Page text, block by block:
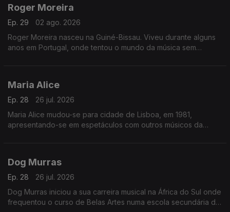
Roger Moreira
Ep. 29
02 ago. 2026
Roger Moreira nasceu na Guiné-Bissau. Viveu durante alguns
anos em Portugal, onde tentou o mundo da música sem
Maria Alice
Ep. 28
26 jul. 2026
Maria Alice mudou-se para cidade de Lisboa, em 1981,
apresentando-se em espetáculos com outros músicos da
Dog Murras
Ep. 28
26 jul. 2026
Dog Murras iniciou a sua carreira musical na África do Sul onde
frequentou o curso de Belas Artes numa escola secundária de